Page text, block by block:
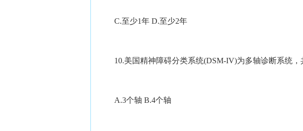
C.至少1年 D.至少2年
10.美国精神障碍分类系统(DSM-IV)为多轴诊断系统，
A.3个轴 B.4个轴